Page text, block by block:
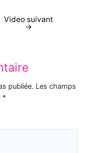
Video suivant
→
publiée. Les champs
*